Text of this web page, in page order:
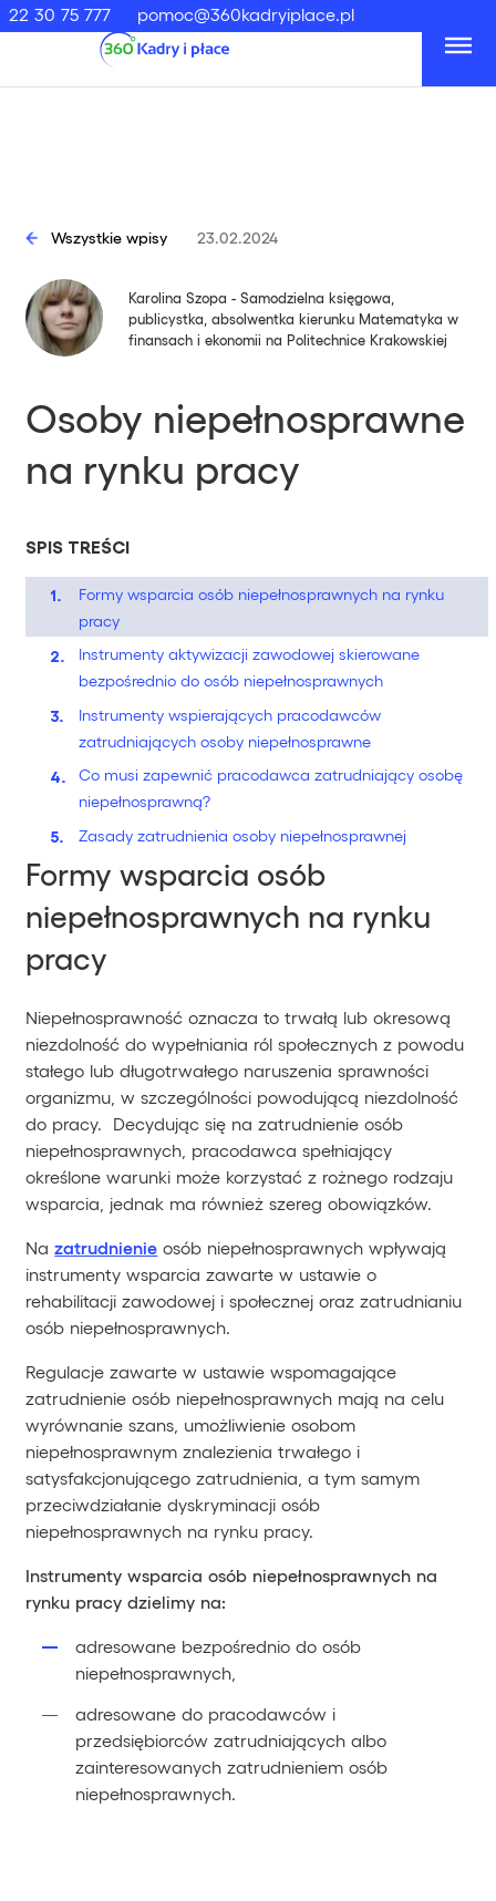
22 30 75 777 pomoc@360kadryiplace.pl
Wszystkie wpisy 23.02.2024
Karolina Szopa - Samodzielna księgowa,
publicystka, absolwentka kierunku Matematyka w
finansach i ekonomii na Politechnice Krakowskiej
Osoby niepełnosprawne
na rynku pracy
SPIS TREŚCI
Formy wsparcia osób niepełnosprawnych na rynku
pracy
Instrumenty aktywizacji zawodowej skierowane
bezpośrednio do osób niepełnosprawnych
Instrumenty wspierających pracodawców
zatrudniających osoby niepełnosprawne
Co musi zapewnić pracodawca zatrudniający osobę
niepełnosprawną?
Zasady zatrudnienia osoby niepełnosprawnej
Formy wsparcia osób
niepełnosprawnych na rynku
pracy
Niepełnosprawność oznacza to trwałą lub okresową
niezdolność do wypełniania ról społecznych z powodu
stałego lub długotrwałego naruszenia sprawności
organizmu, w szczególności powodującą niezdolność
do pracy. Decydując się na zatrudnienie osób
niepełnosprawnych, pracodawca spełniający
określone warunki może korzystać z rożnego rodzaju
wsparcia, jednak ma również szereg obowiązków.
Nazatrudnienie osób niepełnosprawnych wpływają
instrumenty wsparcia zawarte w ustawie o
rehabilitacji zawodowej i społecznej oraz zatrudnianiu
osób niepełnosprawnych.
Regulacje zawarte w ustawie wspomagające
zatrudnienie osób niepełnosprawnych mają na celu
wyrównanie szans, umożliwienie osobom
niepełnosprawnym znalezienia trwałego i
satysfakcjonującego zatrudnienia, a tym samym
przeciwdziałanie dyskryminacji osób
niepełnosprawnych na rynku pracy.
Instrumenty wsparcia osób niepełnosprawnych na
rynku pracy dzielimy na:
adresowane bezpośrednio do osób
niepełnosprawnych,
adresowane do pracodawców i
przedsiębiorców zatrudniających albo
zainteresowanych zatrudnieniem osób
niepełnosprawnych.